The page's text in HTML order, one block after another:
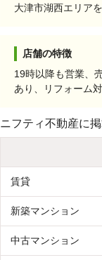
大津市湖西エリア
店舗の特徴
19時以降も営業、
あり、リフォーム
ニフティ不動産に
賃貸
新築マンション
中古マンション